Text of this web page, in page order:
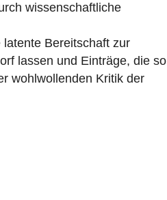
wissenschaftliche
Bereitschaft zur
lassen und Einträge, die so
wohlwollenden Kritik der